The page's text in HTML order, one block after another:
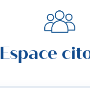
Espace